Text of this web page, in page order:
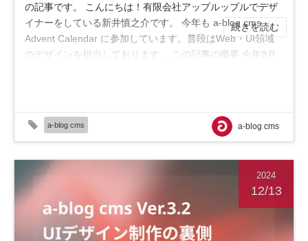
の記事です。 こんにちは！有限会社アップルップルでデザ
イナーをしている新井慎之介です。 今年も a-blog cms
Advent Calendar に参加しています。普段はWeb・UI領域
のデザインを担当しております。 この記事の概要 今年9月
続きを読む
a-blog cms a-blog cms
2024
12/13